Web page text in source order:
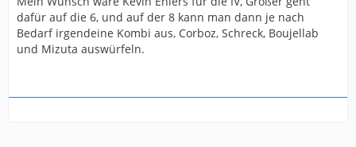
dafür auf die 6, und auf der 8 kann man dann je nach
Bedarf irgendeine Kombi aus, Corboz, Schreck, Boujellab
und Mizuta auswürfeln.